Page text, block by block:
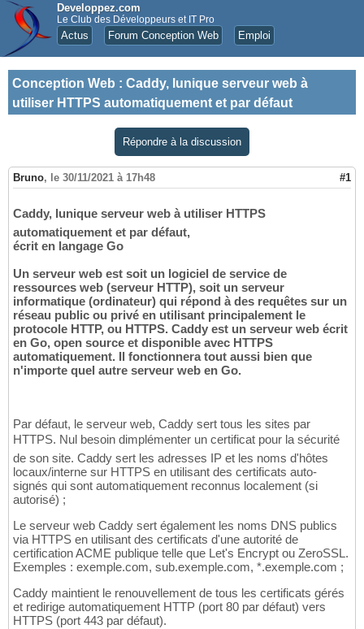
Developpez.com
Le Club des Développeurs et IT Pro
Actus Forum Conception Web Emploi
Conception Web : Caddy, lunique serveur web à
utiliser HTTPS automatiquement et par défaut
Répondre à la discussion
Bruno, le 30/11/2021 à 17h48 #1
Caddy, lunique serveur web à utiliser HTTPS
automatiquement et par défaut,
écrit en langage Go
Un serveur web est soit un logiciel de service de
ressources web (serveur HTTP), soit un serveur
informatique (ordinateur) qui répond à des requêtes sur un
réseau public ou privé en utilisant principalement le
protocole HTTP, ou HTTPS. Caddy est un serveur web écrit
en Go, open source et disponible avec HTTPS
automatiquement. Il fonctionnera tout aussi bien que
n'importe quel autre serveur web en Go.
Par défaut, le serveur web, Caddy sert tous les sites par
HTTPS. Nul besoin dimplémenter un certificat pour la sécurité
de son site. Caddy sert les adresses IP et les noms d'hôtes
locaux/interne sur HTTPS en utilisant des certificats auto-
signés qui sont automatiquement reconnus localement (si
autorisé) ;
Le serveur web Caddy sert également les noms DNS publics
via HTTPS en utilisant des certificats d'une autorité de
certification ACME publique telle que Let's Encrypt ou ZeroSSL.
Exemples : exemple.com, sub.exemple.com, *.exemple.com ;
Caddy maintient le renouvellement de tous les certificats gérés
et redirige automatiquement HTTP (port 80 par défaut) vers
HTTPS (port 443 par défaut).